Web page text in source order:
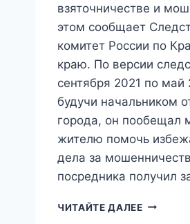
взяточничестве и
этом сообщает
комитет России по
краю. По версии
сентября 2021 по май
будучи начальником
города, он пообещал
жителю помочь
дела за
посредника получил
ЧИТАЙТЕ ДАЛЕЕ